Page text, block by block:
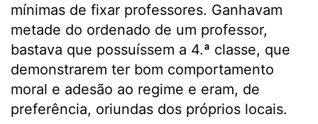
mínimas de fixar professores. Ganhavam
metade do ordenado de um professor,
bastava que possuíssem a 4.ª classe, que
demonstrarem ter bom comportamento
moral e adesão ao regime e eram, de
preferência, oriundas dos próprios locais.